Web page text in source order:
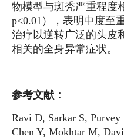
物模型与斑秃严重程度
p<0.01），表明中度至
治疗以逆转广泛的头皮
相关的全身异常症状。
参考文献：
Ravi D, Sarkar S, Purvey
Chen Y, Mokhtar M,